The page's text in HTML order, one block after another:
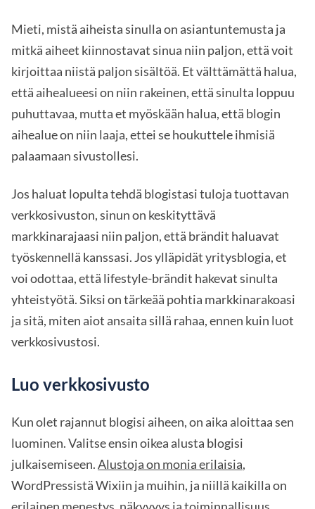
Mieti, mistä aiheista sinulla on asiantuntemusta ja
mitkä aiheet kiinnostavat sinua niin paljon, että voit
kirjoittaa niistä paljon sisältöä. Et välttämättä halua,
että aihealueesi on niin rakeinen, että sinulta loppuu
puhuttavaa, mutta et myöskään halua, että blogin
aihealue on niin laaja, ettei se houkuttele ihmisiä
palaamaan sivustollesi.
Jos haluat lopulta tehdä blogistasi tuloja tuottavan
verkkosivuston, sinun on keskityttävä
markkinarajaasi niin paljon, että brändit haluavat
työskennellä kanssasi. Jos ylläpidät yritysblogia, et
voi odottaa, että lifestyle-brändit hakevat sinulta
yhteistyötä. Siksi on tärkeää pohtia markkinarakoasi
ja sitä, miten aiot ansaita sillä rahaa, ennen kuin luot
verkkosivustosi.
Luo verkkosivusto
Kun olet rajannut blogisi aiheen, on aika aloittaa sen
luominen. Valitse ensin oikea alusta blogisi
julkaisemiseen.Alustoja on monia erilaisia,
WordPressistä Wixiin ja muihin, ja niillä kaikilla on